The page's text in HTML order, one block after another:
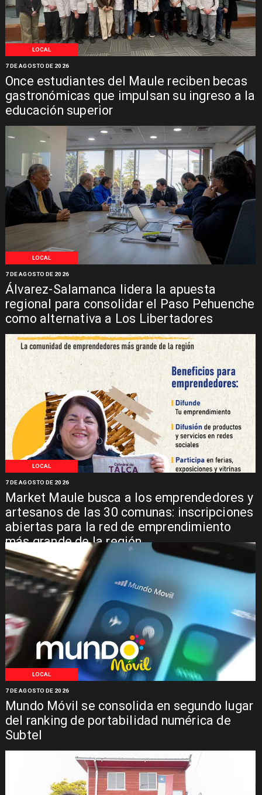
LOCAL
Once estudiantes del Maule reciben becas
gastronómicas que impulsan su ingreso a la
educación superior
7 DE AGOSTO DE 2026
LOCAL
Álvarez-Salamanca lidera la apuesta
regional para consolidar el Paso Pehuenche
como alternativa a Los Libertadores
7 DE AGOSTO DE 2026
LOCAL
Market Maule busca a los emprendedores y
artesanos de las 30 comunas: inscripciones
abiertas para la red de emprendimiento
más grande de la región
7 DE AGOSTO DE 2026
LOCAL
Mundo Móvil se consolida en segundo lugar
del ranking de portabilidad numérica de
Subtel
7 DE AGOSTO DE 2026